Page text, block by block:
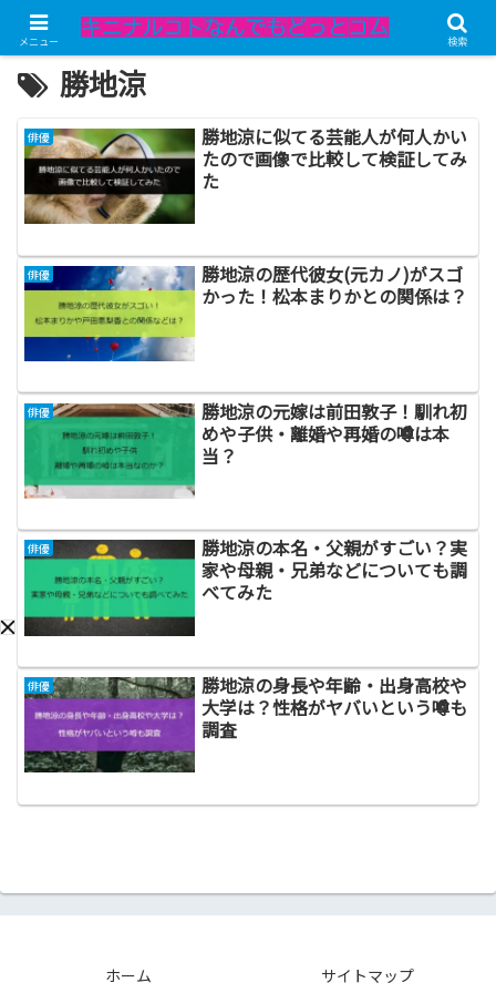
勝地涼
俳優
勝地涼に似てる芸能人が何人かい
たので画像で比較して検証してみ
た
俳優
勝地涼の歴代彼女(元カノ)がスゴ
かった！松本まりかとの関係は？
俳優
勝地涼の元嫁は前田敦子！馴れ初
めや子供・離婚や再婚の噂は本
当？
俳優
勝地涼の本名・父親がすごい？実
家や母親・兄弟などについても調
べてみた
俳優
勝地涼の身長や年齢・出身高校や
大学は？性格がヤバいという噂も
調査
ホーム サイトマップ
メニュー 検索